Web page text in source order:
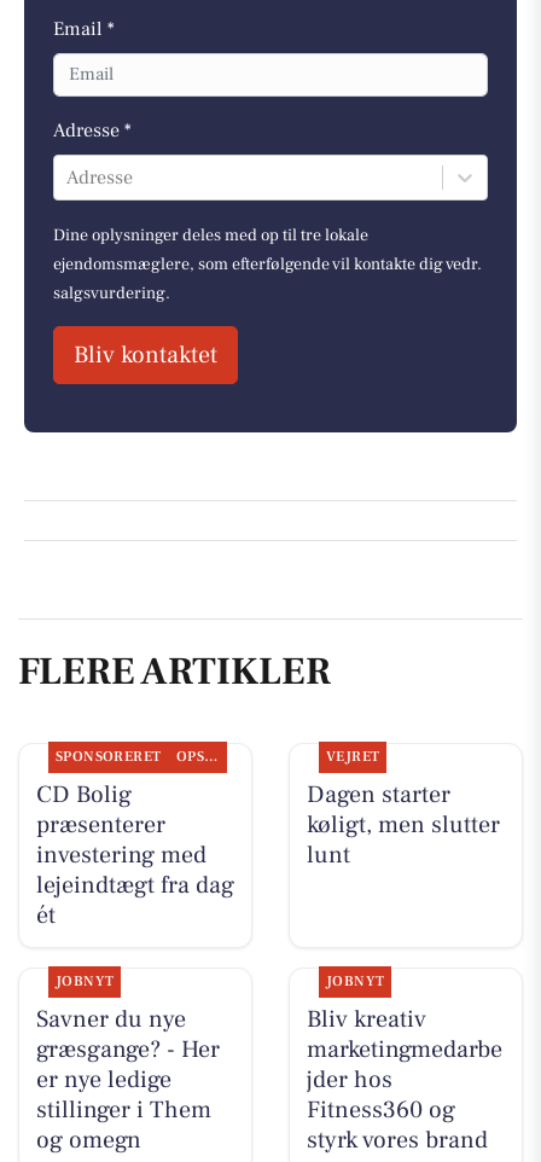
Email *
Adresse *
Adresse
Dine oplysninger deles med op til tre lokale
ejendomsmæglere, som efterfølgende vil kontakte dig vedr.
salgsvurdering.
Bliv kontaktet
FLERE ARTIKLER
SPONSORERET OPSLAGSTAVLEN
CD Bolig
præsenterer
investering med
lejeindtægt fra dag
ét
VEJRET
Dagen starter
køligt, men slutter
lunt
JOBNYT
Savner du nye
græsgange? - Her
er nye ledige
stillinger i Them
og omegn
JOBNYT
Bliv kreativ
marketingmedarbe
jder hos
Fitness360 og
styrk vores brand